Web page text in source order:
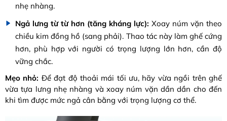
nhẹ nhàng.
Ngả lưng từ từ hơn (tăng kháng lực): Xoay núm vặn theo
chiều kim đồng hồ (sang phải). Thao tác này làm ghế cứng
hơn, phù hợp với người có trọng lượng lớn hơn, cần độ
vững chắc.
Mẹo nhỏ: Để đạt độ thoải mái tối ưu, hãy vừa ngồi trên ghế
vừa tựa lưng nhẹ nhàng và xoay núm vặn dần dần cho đến
khi tìm được mức ngả cân bằng với trọng lượng cơ thể.